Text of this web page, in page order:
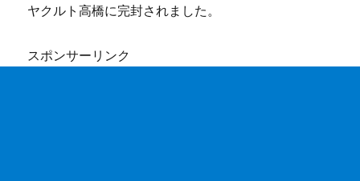
ヤクルト高橋に完封されました。
スポンサーリンク